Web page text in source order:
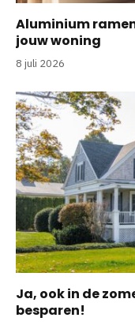
Aluminium
jouw woning
8 juli 2026
Ja, ook in de
besparen!